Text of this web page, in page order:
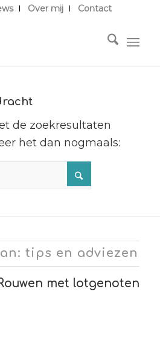
Over mij Contact
de zoekresultaten
het dan nogmaals:
tips en adviezen
met lotgenoten